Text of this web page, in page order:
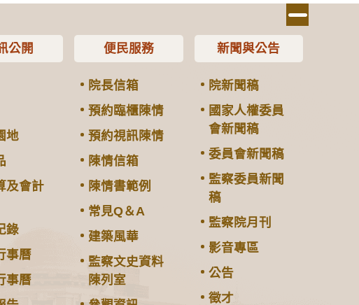
公開
地
及會計
錄
事曆
事曆
便民服務
院長信箱
預約臨櫃陳情
預約視訊陳情
陳情信箱
陳情書範例
常見Q＆A
建築風華
監察文史資料
陳列室
新聞與公告
院新聞稿
國家人權委員
會新聞稿
委員會新聞稿
監察委員新聞
稿
監察院月刊
影音專區
公告
徵才